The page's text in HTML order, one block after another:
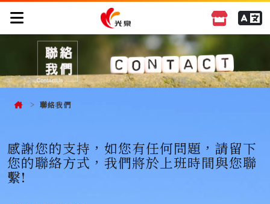
聯絡我們
感謝您的支持，如您有任何問題，請留下
您的聯絡方式，我們將於上班時間與您聯
繫!